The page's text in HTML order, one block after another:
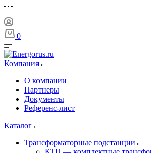
0
Компания
О компании
Партнеры
Документы
Референс-лист
Каталог
Трансформаторные подстанции